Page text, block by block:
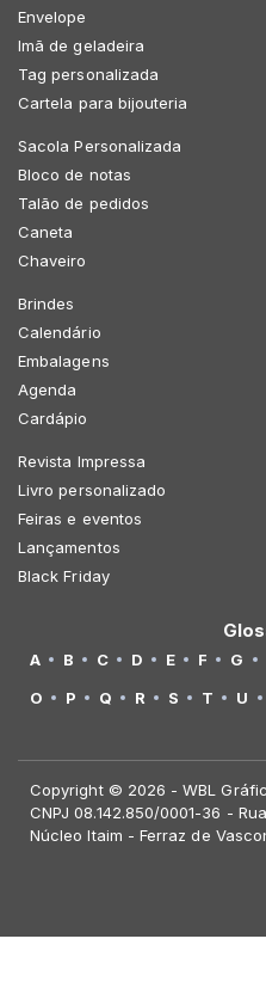
Envelope
Imã de geladeira
Tag personalizada
Cartela para bijouteria
Sacola Personalizada
Bloco de notas
Talão de pedidos
Caneta
Chaveiro
Brindes
Calendário
Embalagens
Agenda
Cardápio
Revista Impressa
Livro personalizado
Feiras e eventos
Lançamentos
Black Friday
A B C D E F G
O
P Q R S T U
Copyright © 2026 - WBL
CNPJ 08.142.850/0001-36 -
Núcleo Itaim - Ferraz de